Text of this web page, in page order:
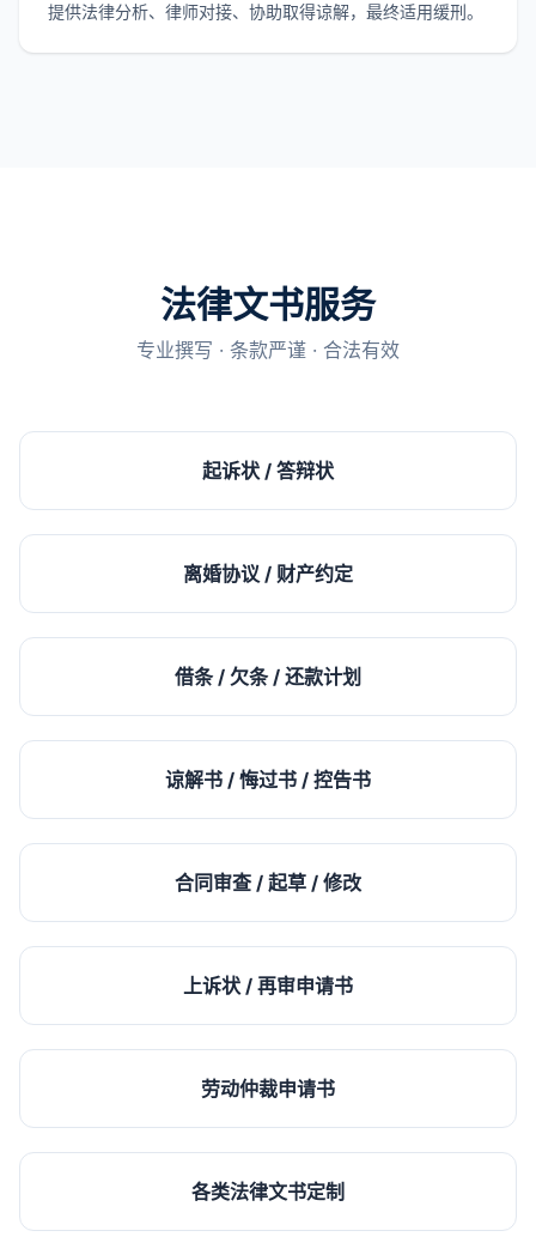
提供法律分析、律师对接、协助取得谅解，最终适用缓刑。
法律文书服务
专业撰写 · 条款严谨 · 合法有效
起诉状 / 答辩状
离婚协议 / 财产约定
借条 / 欠条 / 还款计划
谅解书 / 悔过书 / 控告书
合同审查 / 起草 / 修改
上诉状 / 再审申请书
劳动仲裁申请书
各类法律文书定制